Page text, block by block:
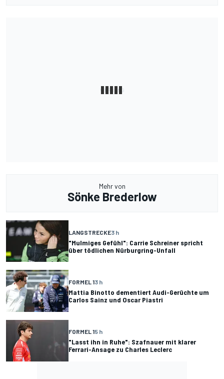
Mehr von
Sönke Brederlow
LANGSTRECKE3 h
"Mulmiges Gefühl": Carrie Schreiner spricht
über tödlichen Nürburgring-Unfall
FORMEL 13 h
Mattia Binotto dementiert Audi-Gerüchte um
Carlos Sainz und Oscar Piastri
FORMEL 15 h
"Lasst ihn in Ruhe": Szafnauer mit klarer
Ferrari-Ansage zu Charles Leclerc